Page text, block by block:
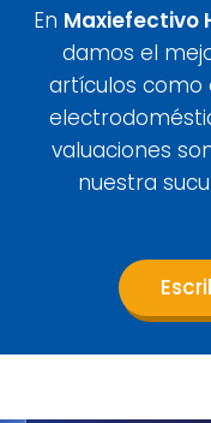
En Maxiefectivo
damos el
artículos como
valuaciones
nuestra